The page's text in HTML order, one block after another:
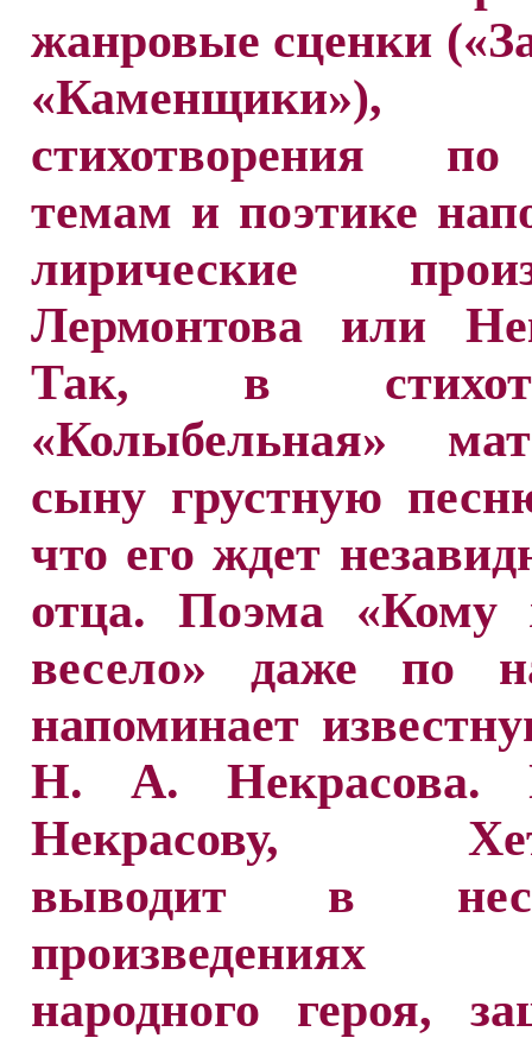
жанровые сценки
«Каменщики»),
стихотворения
темам и поэтике
лирические
Лермонтова или
Так, в
«Колыбельная»
сыну грустную
что его ждет
отца. Поэма «Кому
весело» даже по
напоминает
Н. А. Некрасова.
Некрасову,
выводит в
произведениях
народного героя,